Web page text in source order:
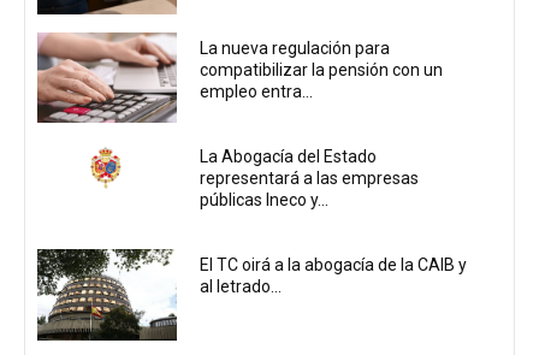
La nueva regulación para
compatibilizar la pensión con un
empleo entra...
La Abogacía del Estado
representará a las empresas
públicas Ineco y...
El TC oirá a la abogacía de la CAIB y
al letrado...